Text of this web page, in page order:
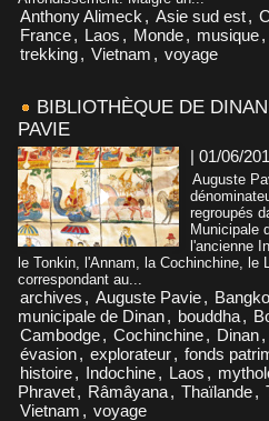
Anthony Alimeck , Asie sud est,
France, Laos , Monde, musique,
trekking, Vietnam , voyage
BIBLIOTHÈQUE DE
PAVIE
| 01/06/
Auguste
regroupés
Municipale
l'ancienne
le Tonkin, l'Annam, la Cochinchine, le
correspondant au...
archives , Auguste Pavie,
municipale de Dinan, bouddha,
Cambodge, Cochinchine, Dinan,
évasion, explorateur, fonds
histoire, Indochine, Laos ,
Phravet, Râmâyana, Thaïlande,
Vietnam , voyage